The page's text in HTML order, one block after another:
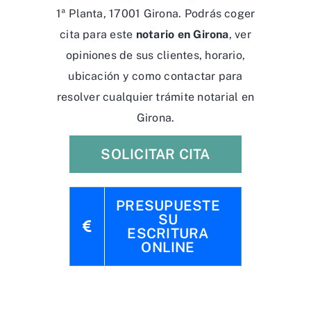
1ª Planta, 17001 Girona. Podrás coger
cita para este notario en Girona, ver
opiniones de sus clientes, horario,
ubicación y como contactar para
resolver cualquier trámite notarial en
Girona.
SOLICITAR CITA
PRESUPUESTE
SU
ESCRITURA
ONLINE